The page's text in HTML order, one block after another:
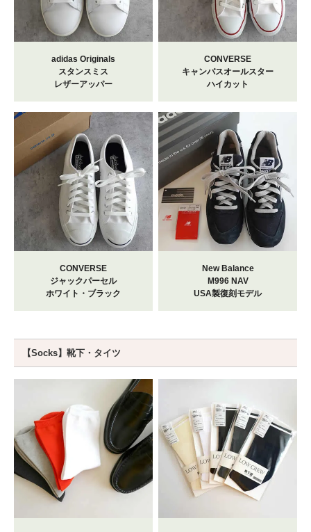
adidas Originals
スタンスミス
レザーアッパー
CONVERSE
キャンバスオールスター
ハイカット
CONVERSE
ジャックパーセル
ホワイト・ブラック
New Balance
M996 NAV
USA製復刻モデル
【Socks】靴下・タイツ